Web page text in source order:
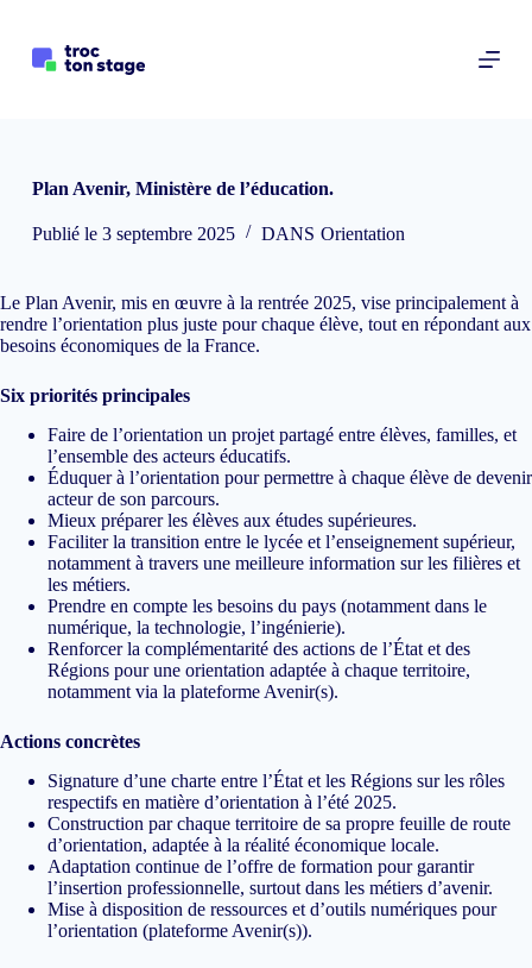
n
n
u
Plan Avenir, Ministère de l’éducation.
Publié le 3 septembre 2025 DANS Orientation
Le Plan Avenir, mis en œuvre à la rentrée 2025, vise principalement à
rendre l’orientation plus juste pour chaque élève, tout en répondant aux
besoins économiques de la France.
Six priorités principales
Faire de l’orientation un projet partagé entre élèves, familles, et
l’ensemble des acteurs éducatifs.
Éduquer à l’orientation pour permettre à chaque élève de devenir
acteur de son parcours.
Mieux préparer les élèves aux études supérieures.
Faciliter la transition entre le lycée et l’enseignement supérieur,
notamment à travers une meilleure information sur les filières et
les métiers.
Prendre en compte les besoins du pays (notamment dans le
numérique, la technologie, l’ingénierie).
Renforcer la complémentarité des actions de l’État et des
Régions pour une orientation adaptée à chaque territoire,
notamment via la plateforme Avenir(s).
Actions concrètes
Signature d’une charte entre l’État et les Régions sur les rôles
respectifs en matière d’orientation à l’été 2025.
Construction par chaque territoire de sa propre feuille de route
d’orientation, adaptée à la réalité économique locale.
Adaptation continue de l’offre de formation pour garantir
l’insertion professionnelle, surtout dans les métiers d’avenir.
Mise à disposition de ressources et d’outils numériques pour
l’orientation (plateforme Avenir(s)).